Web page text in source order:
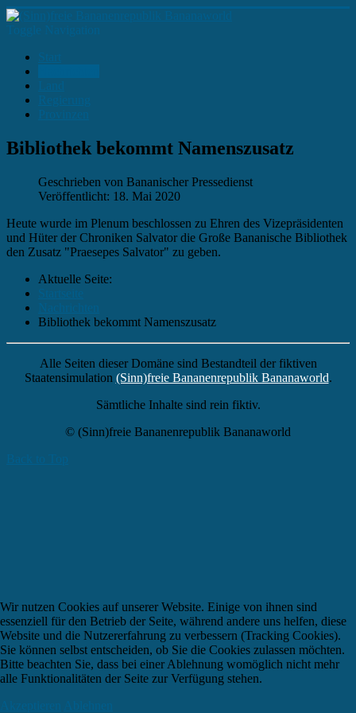
Toggle Navigation
Start
Land
Regierung
Provinzen
Bibliothek bekommt Namenszusatz
Geschrieben von Bananischer Pressedienst
Veröffentlicht: 18. Mai 2020
Heute wurde im Plenum beschlossen zu Ehren des Vizepräsidenten
und Hüter der Chroniken Salvator die Große Bananische Bibliothek
den Zusatz "Praesepes Salvator" zu geben.
Aktuelle Seite:
Startseite
Nachrichten
Bibliothek bekommt Namenszusatz
Alle Seiten dieser Domäne sind Bestandteil der fiktiven
Staatensimulation (Sinn)freie Bananenrepublik Bananaworld.
Sämtliche Inhalte sind rein fiktiv.
© (Sinn)freie Bananenrepublik Bananaworld
Back to Top
Wir nutzen Cookies auf unserer Website. Einige von ihnen sind
essenziell für den Betrieb der Seite, während andere uns helfen, diese
Website und die Nutzererfahrung zu verbessern (Tracking Cookies).
Sie können selbst entscheiden, ob Sie die Cookies zulassen möchten.
Bitte beachten Sie, dass bei einer Ablehnung womöglich nicht mehr
alle Funktionalitäten der Seite zur Verfügung stehen.
Akzeptieren
Ablehnen